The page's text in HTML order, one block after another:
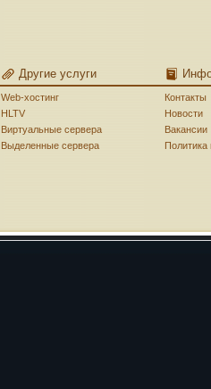
Другие услуги
Web-хостинг
HLTV
Виртуальные сервера
Выделенные сервера
Контакты
Новости
Вакансии
Политика